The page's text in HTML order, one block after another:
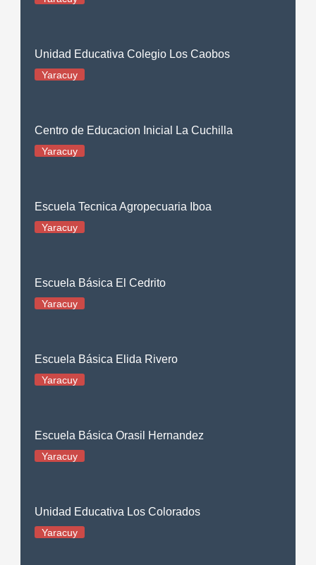
Unidad Educativa Colegio Los Caobos
Yaracuy
Centro de Educacion Inicial La Cuchilla
Yaracuy
Escuela Tecnica Agropecuaria Iboa
Yaracuy
Escuela Básica El Cedrito
Yaracuy
Escuela Básica Elida Rivero
Yaracuy
Escuela Básica Orasil Hernandez
Yaracuy
Unidad Educativa Los Colorados
Yaracuy